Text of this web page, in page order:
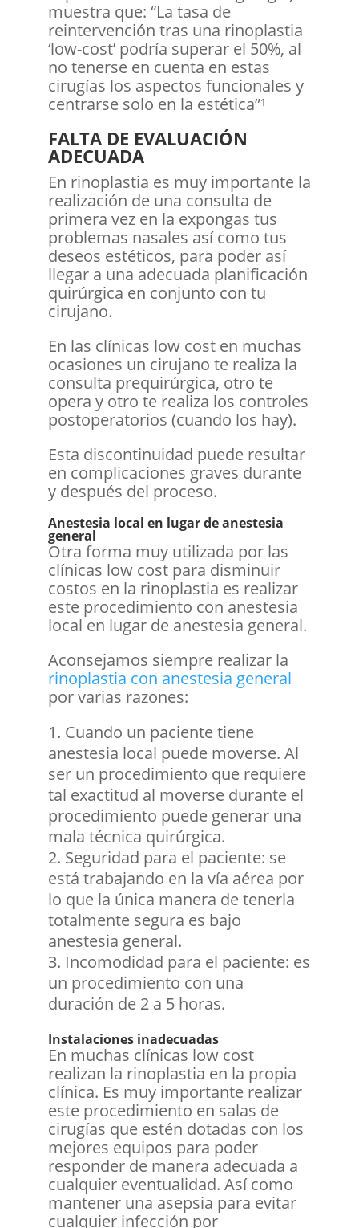
muestra que: “La tasa de
reintervención tras una rinoplastia
‘low-cost’ podría superar el 50%, al
no tenerse en cuenta en estas
cirugías los aspectos funcionales y
centrarse solo en la estética”¹
FALTA DE EVALUACIÓN
ADECUADA
En rinoplastia es muy importante la
realización de una consulta de
primera vez en la expongas tus
problemas nasales así como tus
deseos estéticos, para poder así
llegar a una adecuada planificación
quirúrgica en conjunto con tu
cirujano.
En las clínicas low cost en muchas
ocasiones un cirujano te realiza la
consulta prequirúrgica, otro te
opera y otro te realiza los controles
postoperatorios (cuando los hay).
Esta discontinuidad puede resultar
en complicaciones graves durante
y después del proceso.
Anestesia local en lugar de anestesia
general
Otra forma muy utilizada por las
clínicas low cost para disminuir
costos en la rinoplastia es realizar
este procedimiento con anestesia
local en lugar de anestesia general.
Aconsejamos siempre realizar la
rinoplastia con anestesia general
por varias razones:
Cuando un paciente tiene
anestesia local puede moverse. Al
ser un procedimiento que requiere
tal exactitud al moverse durante el
procedimiento puede generar una
mala técnica quirúrgica.
Seguridad para el paciente: se
está trabajando en la vía aérea por
lo que la única manera de tenerla
totalmente segura es bajo
anestesia general.
Incomodidad para el paciente: es
un procedimiento con una
duración de 2 a 5 horas.
Instalaciones inadecuadas
En muchas clínicas low cost
realizan la rinoplastia en la propia
clínica. Es muy importante realizar
este procedimiento en salas de
cirugías que estén dotadas con los
mejores equipos para poder
responder de manera adecuada a
cualquier eventualidad. Así como
mantener una asepsia para evitar
cualquier infección por